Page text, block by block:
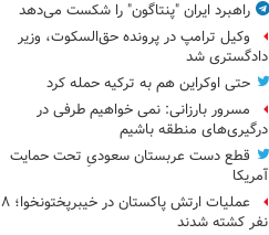
راهبرد ایران "پنتاگون" را شکست می‌دهد
وکیل ترامپ در پرونده حق‌السکوت، وزیر
دادگستری شد
حتی اوکراین هم به ترکیه حمله کرد
مسرور بارزانی: نمی خواهیم طرفی در
درگیری‌های منطقه باشیم
قطع دست عربستان سعودیِ تحت حمایت
آمریکا
عملیات ارتش پاکستان در خیبرپختونخوا؛ ۸
نفر کشته شدند